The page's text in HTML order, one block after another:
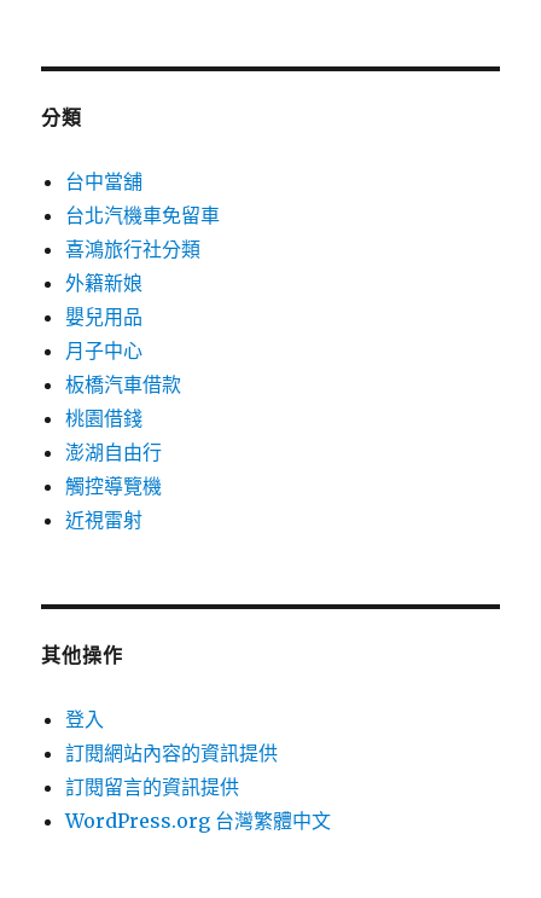
分類
台中當舖
台北汽機車免留車
喜鴻旅行社分類
外籍新娘
嬰兒用品
月子中心
板橋汽車借款
桃園借錢
澎湖自由行
觸控導覽機
近視雷射
其他操作
登入
訂閱網站內容的資訊提供
訂閱留言的資訊提供
WordPress.org 台灣繁體中文